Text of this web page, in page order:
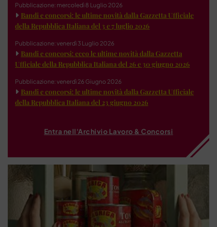
Pubblicazione: mercoledì 8 Luglio 2026
Bandi e concorsi: le ultime novità dalla Gazzetta Ufficiale
della Repubblica Italiana del 3 e 7 luglio 2026
Pubblicazione: venerdì 3 Luglio 2026
Bandi e concorsi: ecco le ultime novità dalla Gazzetta
Ufficiale della Repubblica Italiana del 26 e 30 giugno 2026
Pubblicazione: venerdì 26 Giugno 2026
Bandi e concorsi: le ultime novità dalla Gazzetta Ufficiale
della Repubblica Italiana del 23 giugno 2026
Entra nell'Archivio Lavoro & Concorsi